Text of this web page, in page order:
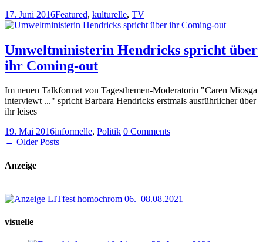
17. Juni 2016Featured, kulturelle, TV
Umweltministerin Hendricks spricht über
ihr Coming-out
Im neuen Talkformat von Tagesthemen-Moderatorin "Caren Miosga
interviewt ..." spricht Barbara Hendricks erstmals ausführlicher über
ihr leises
19. Mai 2016informelle, Politik 0 Comments
← Older Posts
Anzeige
visuelle